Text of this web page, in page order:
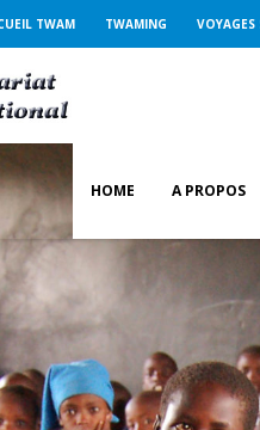
TWAM TWAMING VOYAGES
HOME A PROPOS